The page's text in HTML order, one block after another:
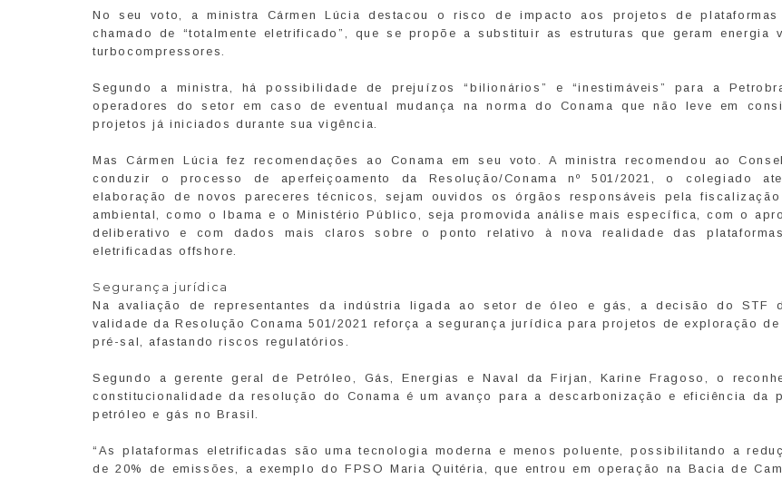
No seu voto, a ministra Cármen Lúcia destacou o risco de impacto aos projetos de
chamado de “totalmente eletrificado”, que se propõe a substituir as estruturas que geram energia
turbocompressores.
Segundo a ministra, há possibilidade de prejuízos “bilionários” e “inestimáveis” para a
operadores do setor em caso de eventual mudança na norma do Conama que não leve em
projetos já iniciados durante sua vigência.
Mas Cármen Lúcia fez recomendações ao Conama em seu voto. A ministra recomendou ao
conduzir o processo de aperfeiçoamento da Resolução/Conama nº 501/2021, o colegiado
elaboração de novos pareceres técnicos, sejam ouvidos os órgãos responsáveis pela
ambiental, como o Ibama e o Ministério Público, seja promovida análise mais específica, com o
deliberativo e com dados mais claros sobre o ponto relativo à nova realidade das plataformas
eletrificadas offshore.
Segurança jurídica
Na avaliação de representantes da indústria ligada ao setor de óleo e gás, a decisão do STF
validade da Resolução Conama 501/2021 reforça a segurança jurídica para projetos de exploração
pré-sal, afastando riscos regulatórios.
Segundo a gerente geral de Petróleo, Gás, Energias e Naval da Firjan, Karine Fragoso, o
constitucionalidade da resolução do Conama é um avanço para a descarbonização e eficiência da
petróleo e gás no Brasil.
“As plataformas eletrificadas são uma tecnologia moderna e menos poluente, possibilitando a
de 20% de emissões, a exemplo do FPSO Maria Quitéria, que entrou em operação na Bacia de